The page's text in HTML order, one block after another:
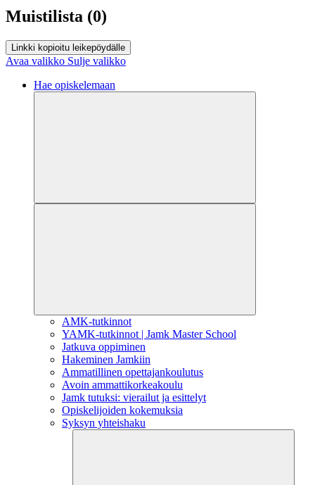
Muistilista (0)
Linkki kopioitu leikepöydälle
Avaa valikko Sulje valikko
Hae opiskelemaan
AMK-tutkinnot
YAMK-tutkinnot | Jamk Master School
Jatkuva oppiminen
Hakeminen Jamkiin
Ammatillinen opettajankoulutus
Avoin ammattikorkeakoulu
Jamk tutuksi: vierailut ja esittelyt
Opiskelijoiden kokemuksia
Syksyn yhteishaku